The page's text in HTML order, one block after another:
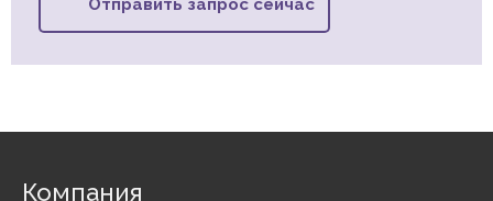
Отправить запрос сейчас
Компания